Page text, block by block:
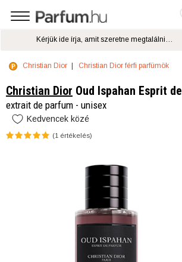
Christian Dior Christian Dior férfi parfümök
Christian Dior Oud Ispahan Esprit
extrait de parfum - unisex
Kedvencek közé
(1 értékelés)